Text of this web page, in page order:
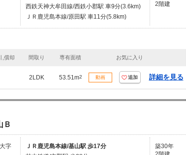
西鉄天神大牟田線/西鉄小郡駅 車9分(3.6km)
ＪＲ鹿児島本線/原田駅 車11分(5.8km)
2階建
,償却 間取り 専有面積 お気に入り
2LDK 53.51m2 動画 追加 詳細を見る
Ｂ
字
ＪＲ鹿児島本線/基山駅 歩17分
築30年